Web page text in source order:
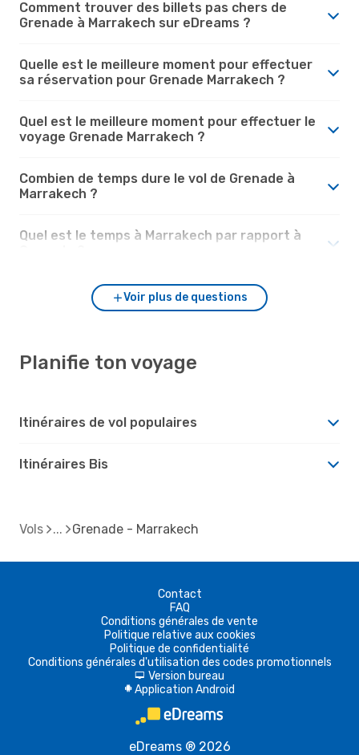
Comment trouver des billets pas chers de
Grenade à Marrakech sur eDreams ?
Quelle est le meilleure moment pour effectuer
sa réservation pour Grenade Marrakech ?
Quel est le meilleure moment pour effectuer le
voyage Grenade Marrakech ?
Combien de temps dure le vol de Grenade à
Marrakech ?
Quel est le temps à Marrakech par rapport à
Voir plus de questions
Planifie ton voyage
Itinéraires de vol populaires
Itinéraires Bis
Vols Grenade - Marrakech
Contact
FAQ
Conditions générales de vente
Politique relative aux cookies
Politique de confidentialité
Conditions générales d'utilisation des codes promotionnels
d Version bureau
A Application Android
eDreams ® 2026